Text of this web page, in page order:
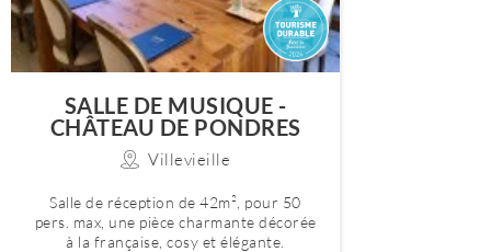
SALLE DE MUSIQUE -
CHÂTEAU DE PONDRES
Villevieille
Salle de réception de 42m², pour 50
pers. max, une pièce charmante décorée
à la française, cosy et élégante.